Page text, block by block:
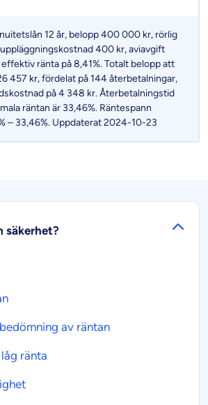
12 år, belopp 400 000 kr, rörlig
uppläggningskostnad 400 kr, aviavgift
ränta på 8,41%. Totalt belopp att
457 kr, fördelat på 144 återbetalningar,
på 4 348 kr. Återbetalningstid
räntan är 33,46%. Räntespann
– 33,46%. Uppdaterat 2024-10-23
säkerhet?
av räntan
ränta